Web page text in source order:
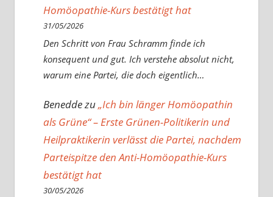
Homöopathie-Kurs bestätigt hat
31/05/2026
Den Schritt von Frau Schramm finde ich
konsequent und gut. Ich verstehe absolut nicht,
warum eine Partei, die doch eigentlich…
Beneddezu„Ich bin länger Homöopathin
als Grüne“ – Erste Grünen-Politikerin und
Heilpraktikerin verlässt die Partei, nachdem
Parteispitze den Anti-Homöopathie-Kurs
bestätigt hat
30/05/2026